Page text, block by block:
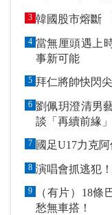
3 韓國股市熔斷
4 當無厘頭遇上時代審美觀 《功
事新可能
5 拜仁將帥快閃
6 劉佩玥澄清男藝人黑名
談「再續前緣」
7 國足U17力克
8 演唱會抓逃犯
9
（有片）18
愁無車搭！